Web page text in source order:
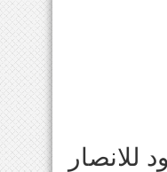
للانصار